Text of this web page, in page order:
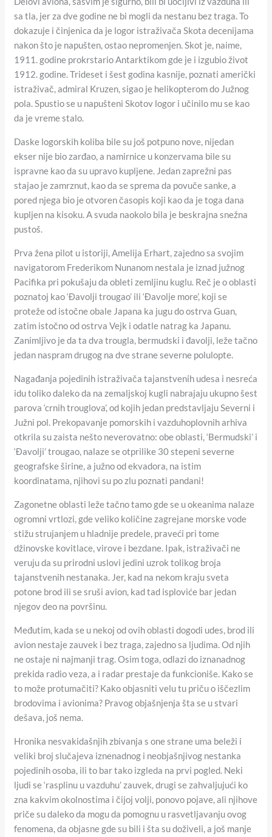
sa tla, jer za dve godine ne bi mogli da nestanu bez traga. To
dokazuje i činjenica da je logor istraživača Skota decenijama
nakon što je napušten, ostao nepromenjen. Skot je, naime,
1911. godine prokrstario Antarktikom gde je i izgubio život
1912. godine. Trideset i šest godina kasnije, poznati američki
istraživač, admiral Kruzen, sigao je helikopterom do Južnog
pola. Spustio se u napušteni Skotov logor i učinilo mu se kao
da je vreme stalo.
Daske logorskih koliba bile su još potpuno nove, nijedan
ekser nije bio zarđao, a namirnice u konzervama bile su
ispravne kao da su upravo kupljene. Jedan zaprežni pas
stajao je zamrznut, kao da se sprema da povuče sanke, a
pored njega bio je otvoren časopis koji kao da je toga dana
kupljen na kisoku. A svuda naokolo bila je beskrajna snežna
pustoš.
Prva žena pilot u istoriji, Amelija Erhart, zajedno sa svojim
navigatorom Frederikom Nunanom nestala je iznad južnog
Pacifika pri pokušaju da obleti zemljinu kuglu. Reč je o oblasti
poznatoj kao ‘Đavolji trougao’ ili ‘Đavolje more’, koji se
proteže od istočne obale Japana ka jugu do ostrva Guan,
zatim istočno od ostrva Vejk i odatle natrag ka Japanu.
Zanimljivo je da ta dva trougla, bermudski i đavolji, leže tačno
jedan naspram drugog na dve strane severne polulopte.
Nagađanja pojedinih istraživača tajanstvenih udesa i nesreća
idu toliko daleko da na zemaljskoj kugli nabrajaju ukupno šest
parova ‘crnih trouglova’, od kojih jedan predstavljaju Severni i
Južni pol. Prekopavanje pomorskih i vazduhoplovnih arhiva
otkrila su zaista nešto neverovatno: obe oblasti, ‘Bermudski’ i
‘Đavolji’ trougao, nalaze se otprilike 30 stepeni severne
geografske širine, a južno od ekvadora, na istim
koordinatama, njihovi su po zlu poznati pandani!
Zagonetne oblasti leže tačno tamo gde se u okeanima nalaze
ogromni vrtlozi, gde veliko količine zagrejane morske vode
stižu strujanjem u hladnije predele, praveći pri tome
džinovske kovitlace, virove i bezdane. Ipak, istraživači ne
veruju da su prirodni uslovi jedini uzrok tolikog broja
tajanstvenih nestanaka. Jer, kad na nekom kraju sveta
potone brod ili se sruši avion, kad tad isploviće bar jedan
njegov deo na površinu.
Međutim, kada se u nekoj od ovih oblasti dogodi udes, brod ili
avion nestaje zauvek i bez traga, zajedno sa ljudima. Od njih
ne ostaje ni najmanji trag. Osim toga, odlazi do iznanadnog
prekida radio veza, a i radar prestaje da funkcioniše. Kako se
to može protumačiti? Kako objasniti velu tu priču o iščezlim
brodovima i avionima? Pravog objašnjenja šta se u stvari
dešava, još nema.
Hronika nesvakidašnjih zbivanja s one strane uma beleži i
veliki broj slučajeva iznenadnog i neobjašnjivog nestanka
pojedinih osoba, ili to bar tako izgleda na prvi pogled. Neki
ljudi se ‘rasplinu u vazduhu’ zauvek, drugi se zahvaljujući ko
zna kakvim okolnostima i čijoj volji, ponovo pojave, ali njihove
priče su daleko da mogu da pomognu u rasvetljavanju ovog
fenomena, da objasne gde su bili i šta su doživeli, a još manje